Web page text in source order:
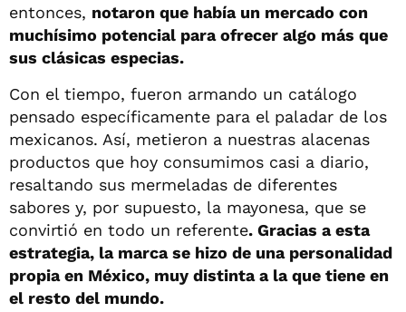
entonces, notaron que había un mercado con
muchísimo potencial para ofrecer algo más que
sus clásicas especias.
Con el tiempo, fueron armando un catálogo
pensado específicamente para el paladar de los
mexicanos. Así, metieron a nuestras alacenas
productos que hoy consumimos casi a diario,
resaltando sus mermeladas de diferentes
sabores y, por supuesto, la mayonesa, que se
convirtió en todo un referente. Gracias a esta
estrategia, la marca se hizo de una personalidad
propia en México, muy distinta a la que tiene en
el resto del mundo.